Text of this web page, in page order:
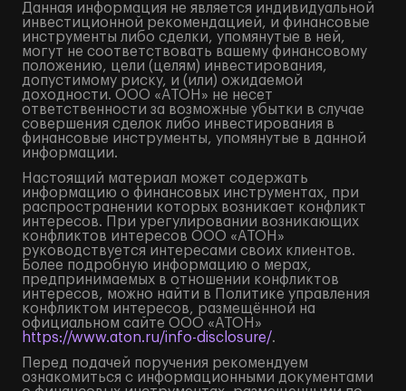
Данная информация не является индивидуальной
инвестиционной рекомендацией, и финансовые
инструменты либо сделки, упомянутые в ней,
могут не соответствовать вашему финансовому
положению, цели (целям) инвестирования,
допустимому риску, и (или) ожидаемой
доходности. ООО «АТОН» не несет
ответственности за возможные убытки в случае
совершения сделок либо инвестирования в
финансовые инструменты, упомянутые в данной
информации.
Настоящий материал может содержать
информацию о финансовых инструментах, при
распространении которых возникает конфликт
интересов. При урегулировании возникающих
конфликтов интересов ООО «АТОН»
руководствуется интересами своих клиентов.
Более подробную информацию о мерах,
предпринимаемых в отношении конфликтов
интересов, можно найти в Политике управления
конфликтом интересов, размещённой на
официальном сайте ООО «АТОН»
https://www.aton.ru/info-disclosure/.
Перед подачей поручения рекомендуем
ознакомиться с информационными документами